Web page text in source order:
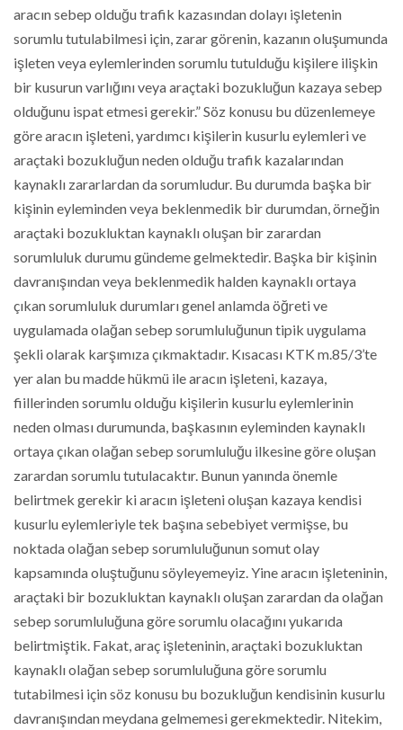
aracın sebep olduğu trafik kazasından dolayı işletenin
sorumlu tutulabilmesi için, zarar görenin, kazanın oluşumunda
işleten veya eylemlerinden sorumlu tutulduğu kişilere ilişkin
bir kusurun varlığını veya araçtaki bozukluğun kazaya sebep
olduğunu ispat etmesi gerekir.” Söz konusu bu düzenlemeye
göre aracın işleteni, yardımcı kişilerin kusurlu eylemleri ve
araçtaki bozukluğun neden olduğu trafik kazalarından
kaynaklı zararlardan da sorumludur. Bu durumda başka bir
kişinin eyleminden veya beklenmedik bir durumdan, örneğin
araçtaki bozukluktan kaynaklı oluşan bir zarardan
sorumluluk durumu gündeme gelmektedir. Başka bir kişinin
davranışından veya beklenmedik halden kaynaklı ortaya
çıkan sorumluluk durumları genel anlamda öğreti ve
uygulamada olağan sebep sorumluluğunun tipik uygulama
şekli olarak karşımıza çıkmaktadır. Kısacası KTK m.85/3’te
yer alan bu madde hükmü ile aracın işleteni, kazaya,
fiillerinden sorumlu olduğu kişilerin kusurlu eylemlerinin
neden olması durumunda, başkasının eyleminden kaynaklı
ortaya çıkan olağan sebep sorumluluğu ilkesine göre oluşan
zarardan sorumlu tutulacaktır. Bunun yanında önemle
belirtmek gerekir ki aracın işleteni oluşan kazaya kendisi
kusurlu eylemleriyle tek başına sebebiyet vermişse, bu
noktada olağan sebep sorumluluğunun somut olay
kapsamında oluştuğunu söyleyemeyiz. Yine aracın işleteninin,
araçtaki bir bozukluktan kaynaklı oluşan zarardan da olağan
sebep sorumluluğuna göre sorumlu olacağını yukarıda
belirtmiştik. Fakat, araç işleteninin, araçtaki bozukluktan
kaynaklı olağan sebep sorumluluğuna göre sorumlu
tutabilmesi için söz konusu bu bozukluğun kendisinin kusurlu
davranışından meydana gelmemesi gerekmektedir. Nitekim,